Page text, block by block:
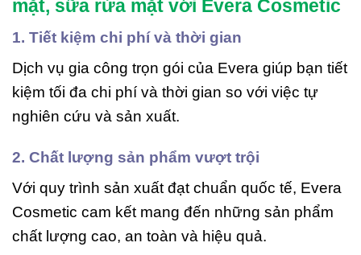
mặt, sữa rửa mặt với Evera Cosmetic
1. Tiết kiệm chi phí và thời gian
Dịch vụ gia công trọn gói của Evera giúp bạn tiết
kiệm tối đa chi phí và thời gian so với việc tự
nghiên cứu và sản xuất.
2. Chất lượng sản phẩm vượt trội
Với quy trình sản xuất đạt chuẩn quốc tế, Evera
Cosmetic cam kết mang đến những sản phẩm
chất lượng cao, an toàn và hiệu quả.